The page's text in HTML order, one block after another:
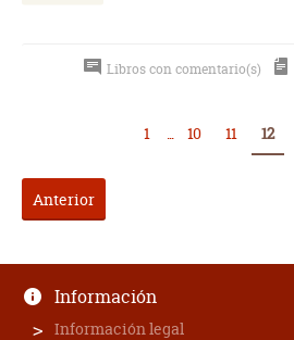
Libros con comentario(s)
Anterior
1 10 11 12
Información
Información legal